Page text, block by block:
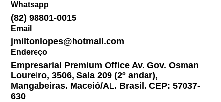
Whatsapp
(82) 98801-0015
Email
jmiltonlopes@hotmail.com
Endereço
Empresarial Premium Office Av. Gov. Osman
Loureiro, 3506, Sala 209 (2º andar),
Mangabeiras. Maceió/AL. Brasil. CEP: 57037-
630